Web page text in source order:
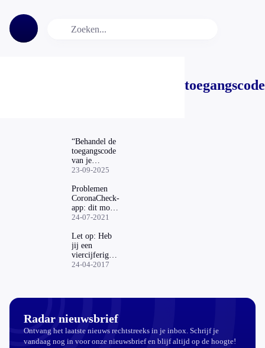
toegangscode
“Behandel de
toegangscode
van je
telefoon
die van je
bankpas”
23-09-2025
Problemen
CoronaCheck-
app: dit moet
je weten
24-07-2021
Let op: Heb
jij een
viercijferige
pincode op je
24-04-2017
Radar nieuwsbrief
Ontvang het laatste nieuws rechtstreeks in je inbox. Schrijf je
vandaag nog in voor onze nieuwsbrief en blijf altijd op de hoogte!